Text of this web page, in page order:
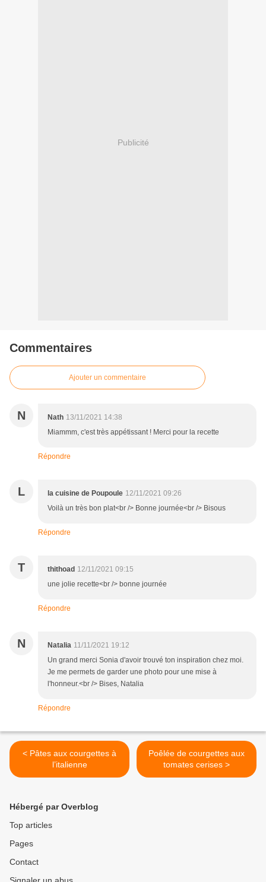
Publicité
Commentaires
Ajouter un commentaire
N Nath 13/11/2021 14:38
Miammm, c'est très appétissant ! Merci pour la recette
Répondre
L la cuisine de Poupoule 12/11/2021 09:26
Voilà un très bon plat<br /> Bonne journée<br /> Bisous
Répondre
T thithoad 12/11/2021 09:15
une jolie recette<br /> bonne journée
Répondre
N Natalia 11/11/2021 19:12
Un grand merci Sonia d'avoir trouvé ton inspiration chez moi.
Je me permets de garder une photo pour une mise à
l'honneur.<br /> Bises, Natalia
Répondre
< Pâtes aux courgettes à
l’italienne
Poêlée de courgettes aux
tomates cerises >
Hébergé par Overblog
Top articles
Pages
Contact